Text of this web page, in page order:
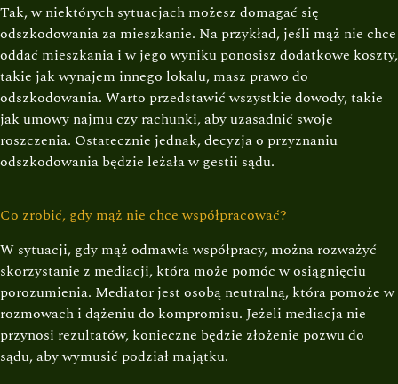
Tak, w niektórych sytuacjach możesz domagać się
odszkodowania za mieszkanie. Na przykład, jeśli mąż nie chce
oddać mieszkania i w jego wyniku ponosisz dodatkowe koszty,
takie jak wynajem innego lokalu, masz prawo do
odszkodowania. Warto przedstawić wszystkie dowody, takie
jak umowy najmu czy rachunki, aby uzasadnić swoje
roszczenia. Ostatecznie jednak, decyzja o przyznaniu
odszkodowania będzie leżała w gestii sądu.
Co zrobić, gdy mąż nie chce współpracować?
W sytuacji, gdy mąż odmawia współpracy, można rozważyć
skorzystanie z mediacji, która może pomóc w osiągnięciu
porozumienia. Mediator jest osobą neutralną, która pomoże w
rozmowach i dążeniu do kompromisu. Jeżeli mediacja nie
przynosi rezultatów, konieczne będzie złożenie pozwu do
sądu, aby wymusić podział majątku.